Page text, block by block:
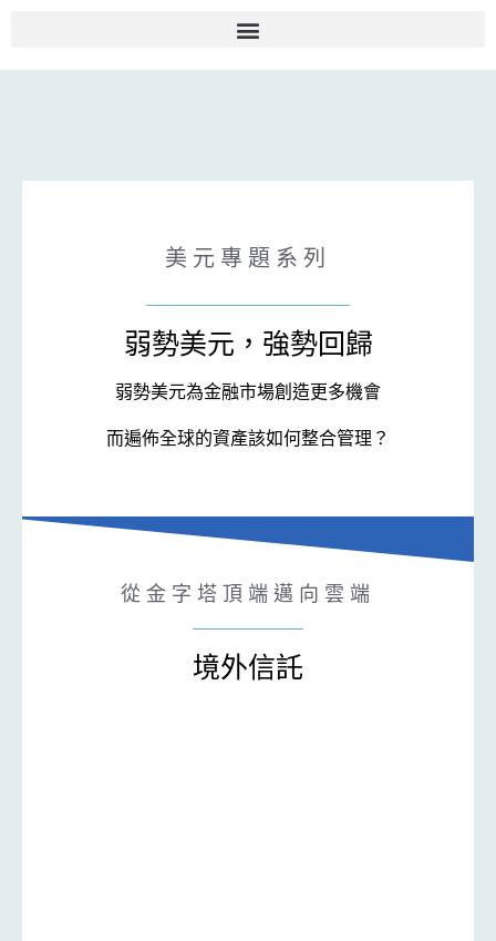
美元專題系列
弱勢美元，強勢回歸
弱勢美元為金融市場創造更多機會
而遍佈全球的資產該如何整合管理？
從金字塔頂端邁向雲端
境外信託